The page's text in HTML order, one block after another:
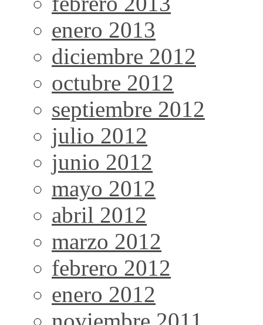
enero 2013
diciembre 2012
octubre 2012
septiembre 2012
julio 2012
junio 2012
mayo 2012
abril 2012
marzo 2012
febrero 2012
enero 2012